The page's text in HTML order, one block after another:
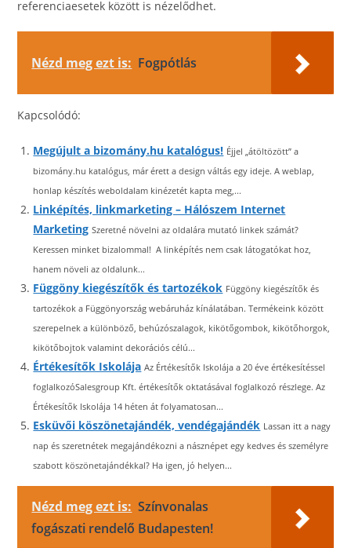
referenciaesetek között is nézelődhet.
Nézd meg ezt is: Fogpótlás
Kapcsolódó:
Megújult a bizomány.hu katalógus! Éjjel „átöltözött” a
bizomány.hu katalógus, már érett a design váltás egy ideje. A weblap,
honlap készítés weboldalam kinézetét kapta meg,...
Linképítés, linkmarketing – Hálószem Internet
Marketing Szeretné növelni az oldalára mutató linkek számát?
Keressen minket bizalommal! A linképítés nem csak látogatókat hoz,
hanem növeli az oldalunk...
Függöny kiegészítők és tartozékok Függöny kiegészítők és
tartozékok a Függönyország webáruház kínálatában. Termékeink között
szerepelnek a különböző, behúzószalagok, kikötőgombok, kikötőhorgok,
kikötőbojtok valamint dekorációs célú...
Értékesítők Iskolája Az Értékesítők Iskolája a 20 éve értékesítéssel
foglalkozóSalesgroup Kft. értékesítők oktatásával foglalkozó részlege. Az
Értékesítők Iskolája 14 héten át folyamatosan...
Esküvői köszönetajándék, vendégajándék Lassan itt a nagy
nap és szeretnétek megajándékozni a násznépet egy kedves és személyre
szabott köszönetajándékkal? Ha igen, jó helyen...
Nézd meg ezt is: Színvonalas
fogászati rendelő Budapesten!